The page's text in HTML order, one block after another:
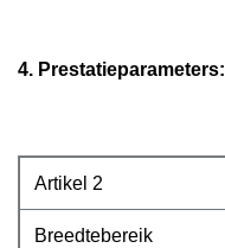
4. Prestatieparameters:
Artikel 2
Breedtebereik